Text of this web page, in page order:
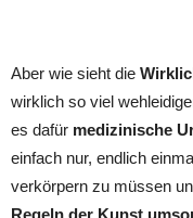
Aber wie sieht die
wirklich so viel
es dafür medizinische
einfach nur, endlich
verkörpern zu müssen
Regeln der Kunst